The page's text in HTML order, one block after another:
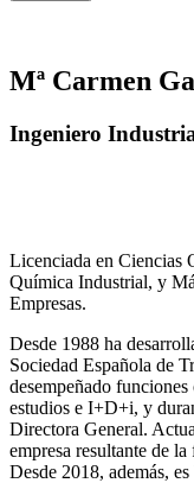
Mª Carmen
Ingeniero
Licenciada en Ciencias
Química Industrial, y
Empresas.
Desde 1988 ha
Sociedad Española de
desempeñado
estudios e I+D+i, y
Directora General.
empresa resultante de
Desde 2018, además,